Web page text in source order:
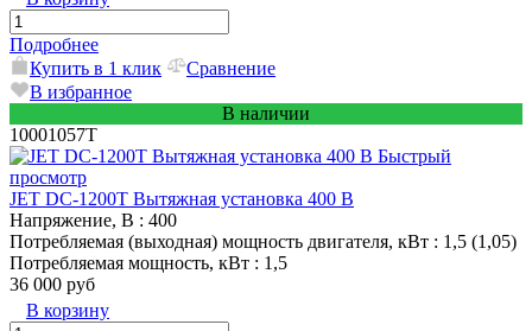
Подробнее
Купить в 1 клик
Сравнение
В избранное
В наличии
10001057T
Быстрый
просмотр
JET DC-1200T Вытяжная установка 400 В
Напряжение, В : 400
Потребляемая (выходная) мощность двигателя, кВт : 1,5 (1,05)
Потребляемая мощность, кВт : 1,5
36 000 руб
В корзину